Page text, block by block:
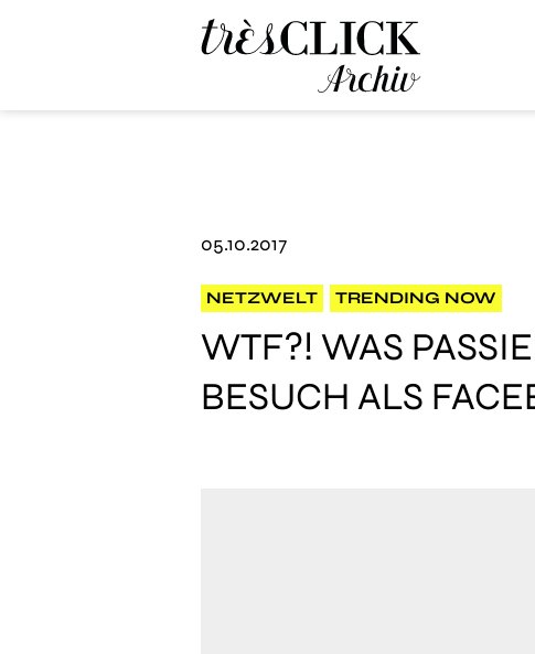
05.10.2017
NETZWELT TRENDING NOW
WTF?! WAS
BESUCH ALS